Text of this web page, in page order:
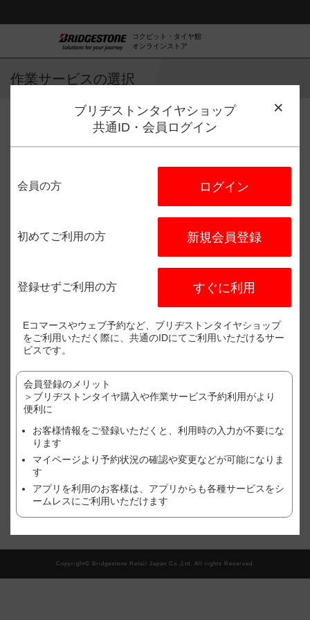
コクピット・タイヤ館
オンラインストア
作業サービスの選択
〒700-0965 岡山県岡山
086-241-3210
※表示価格はあくまで目安となります。
※店別、車種、サイズ別に価格が異なります。
※ご利用店舗でのご購入状況(追加作業や、廃タイヤ処理やゴムバルブ
さい。
※作業店舗以外で購入されたタイヤの場合は、作業料金が異なる場合
がございます。詳しくは、店舗にてご確認ください。
※おクルマ、タイヤ、ホイール等の状態により、作業をお断りする場
現在、この店舗では順番待ち予約を受け付けておりません。
翌日以降の予約をご希望の方はこちら
ブリヂストンタイヤショップ
共通ID・会員ログイン
会員の方 ログイン
初めてご利用の方 新規会員登録
登録せずご利用の方 すぐに利用
Eコマースやウェブ予約など、ブリヂストンタイヤショップ
をご利用いただく際に、共通のIDにてご利用いただけるサー
ビスです。
会員登録のメリット
＞ブリヂストンタイヤ購入や作業サービス予約利用がより
便利に
お客様情報をご登録いただくと、利用時の入力が不要にな
ります
マイページより予約状況の確認や変更などが可能になりま
す
アプリを利用のお客様は、アプリからも各種サービスをシ
ームレスにご利用いただけます
Copyright© Bridgestone Retail Japan Co.,Ltd. All rights Reserved.